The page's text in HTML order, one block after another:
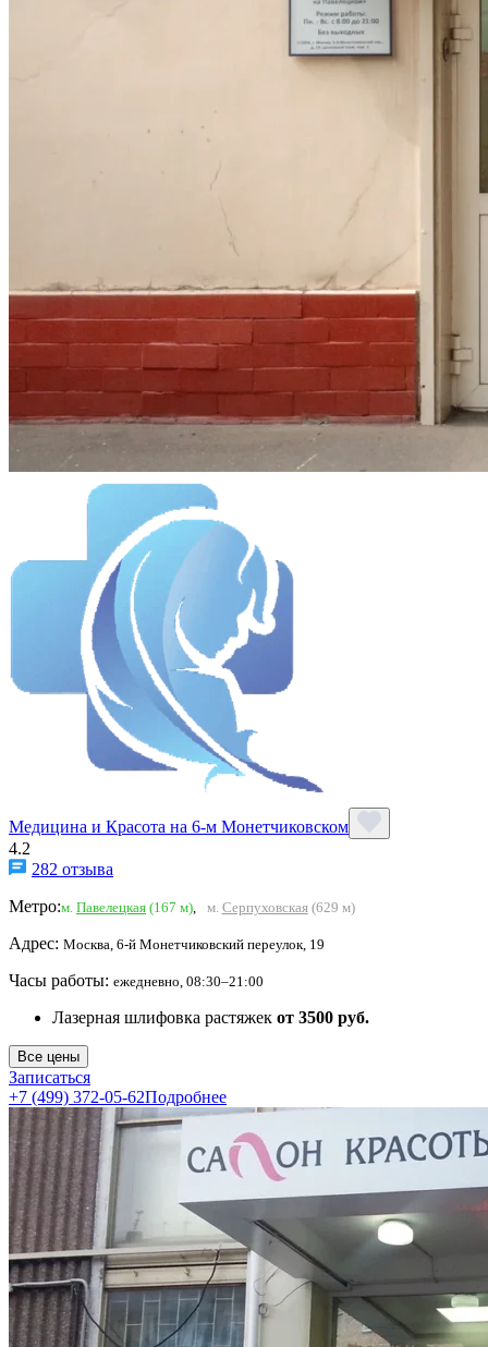
Медицина и Красота на 6-м Монетчиковском
4.2
282 отзыва
Метро:м. Павелецкая (167 м) м. Серпуховская(629 м)
Адрес: Москва, 6-й Монетчиковский переулок, 19
Часы работы: ежедневно, 08:30–21:00
Лазерная шлифовка растяжек от 3500 руб.
Все цены
Записаться
+7 (499) 372-05-62Подробнее